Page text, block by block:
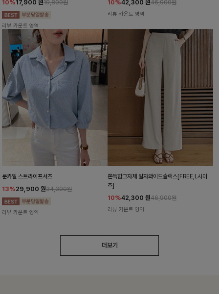
10%17,900 원19,800원
리뷰 카운트 영역
10%42,300 원46,900원
리뷰 카운트 영역
룬카일 스트라이프셔츠
13%29,900 원34,300원
리뷰 카운트 영역
쫀득함그자체 일자와이드슬랙스[FREE,L사이
즈]
10%42,300 원46,900원
리뷰 카운트 영역
더보기